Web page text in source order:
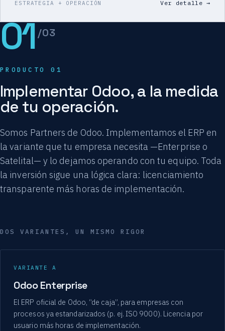
ESTRATEGIA + OPERACIÓN
Ver detalle →
01/03
PRODUCTO 01
Implementar Odoo, a la medida
de tu operación.
Somos Partners de Odoo. Implementamos el ERP en
la variante que tu empresa necesita —Enterprise o
Satelital— y lo dejamos operando con tu equipo. Toda
la inversión sigue una lógica clara: licenciamiento
transparente más horas de implementación.
DOS VARIANTES, UN MISMO RIGOR
VARIANTE A
Odoo Enterprise
El ERP oficial de Odoo, “de caja”, para empresas con
procesos ya estandarizados (p. ej. ISO 9000). Licencia por
usuario más horas de implementación.